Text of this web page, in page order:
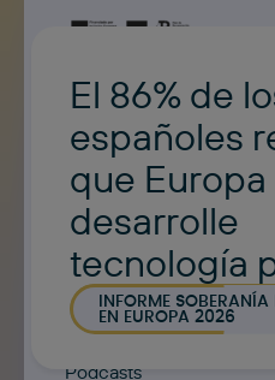
Noticias
Pódcasts
El 86% de
españoles
que Europa
desarrolle
tecnología
INFORME
EN EUROPA 2026